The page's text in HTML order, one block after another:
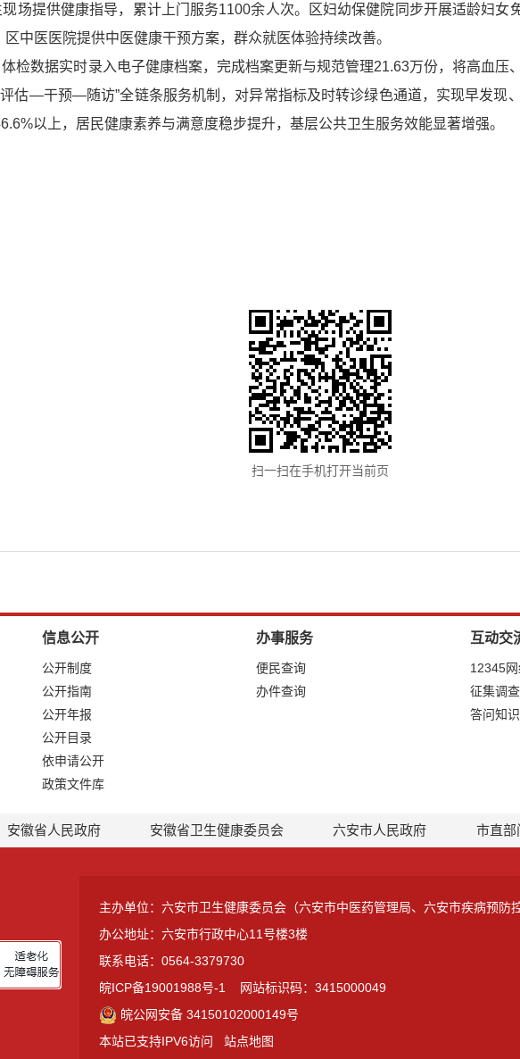
场提供健康指导，累计上门服务1100余人次。区妇幼保健院同步开展适龄妇女
中医医院提供中医健康干预方案，群众就医体验持续改善。
检数据实时录入电子健康档案，完成档案更新与规范管理21.63万份，将高血压
估—干预—随访”全链条服务机制，对异常指标及时转诊绿色通道，实现早发现
以上，居民健康素养与满意度稳步提升，基层公共卫生服务效能显著增强。
扫一扫在手机打开当前页
信息公开
公开制度
公开指南
公开年报
公开目录
依申请公开
政策文件库
办事服务
便民查询
办件查询
互动交
12345
征集调查
答问知
安徽省人民政府 安徽省卫生健康委员会 六安市人民政府 市直部
主办单位：六安市卫生健康委员会（六安市中医药管理局、六安市疾病预防控
办公地址：六安市行政中心11号楼3楼
联系电话：0564-3379730
皖ICP备19001988号-1
网站标识码：3415000049
皖公网安备 34150102000149号
本站已支持IPV6访问
站点地图